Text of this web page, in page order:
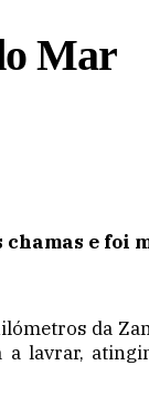
Mar
chamas e
da
lavrar,